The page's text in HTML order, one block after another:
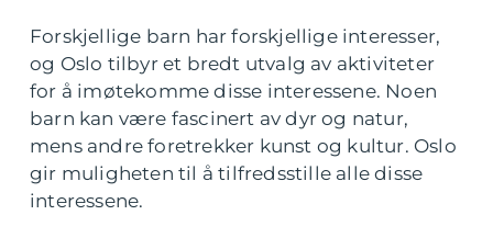
Forskjellige barn har forskjellige interesser,
og Oslo tilbyr et bredt utvalg av aktiviteter
for å imøtekomme disse interessene. Noen
barn kan være fascinert av dyr og natur,
mens andre foretrekker kunst og kultur. Oslo
gir muligheten til å tilfredsstille alle disse
interessene.